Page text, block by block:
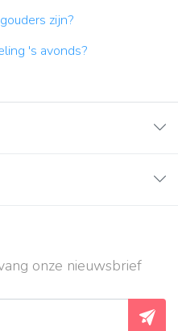
zijn?
's avonds?
onze nieuwsbrief